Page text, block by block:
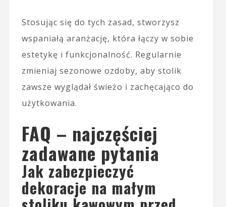
Stosując się do tych zasad, stworzysz
wspaniałą aranżację, która łączy w sobie
estetykę i funkcjonalność. Regularnie
zmieniaj sezonowe ozdoby, aby stolik
zawsze wyglądał świeżo i zachęcająco do
użytkowania.
FAQ – najczęściej
zadawane pytania
Jak zabezpieczyć
dekoracje na małym